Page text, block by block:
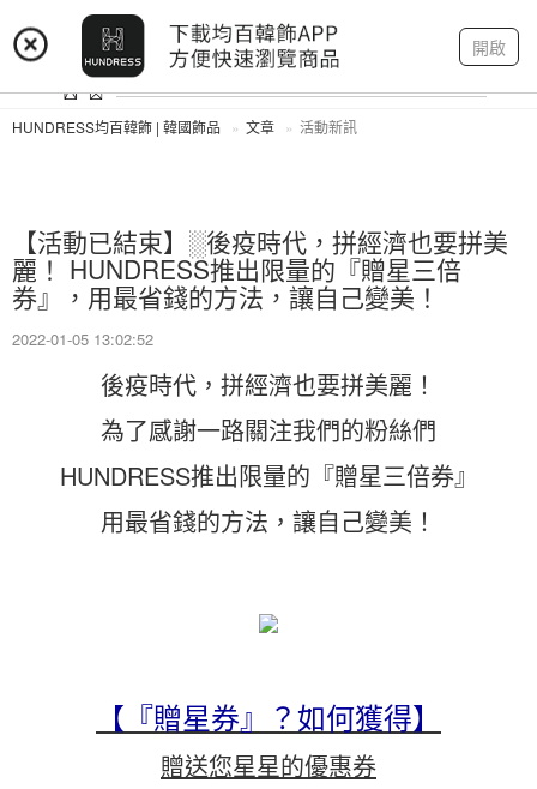
開啟
登入 註冊 我的帳戶
HUNDRESS均百韓飾 | 韓國飾品 文章 活動新訊
【活動已結束】░後疫時代，拼經濟也要拼美
麗！ HUNDRESS推出限量的『贈星三倍
券』，用最省錢的方法，讓自己變美！
2022-01-05 13:02:52
後疫時代，拼經濟也要拼美麗！
為了感謝一路關注我們的粉絲們
HUNDRESS推出限量的『贈星三倍券』
用最省錢的方法，讓自己變美！
【『贈星券』？如何獲得】
贈送您星星的優惠券